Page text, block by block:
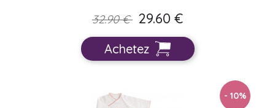
32.90 € 29.60 €
Achetez
- 10%